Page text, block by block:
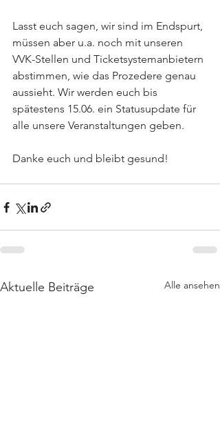
Lasst euch sagen, wir sind im Endspurt,
müssen aber u.a. noch mit unseren
VVK-Stellen und Ticketsystemanbietern
abstimmen, wie das Prozedere genau
aussieht. Wir werden euch bis
spätestens 15.06. ein Statusupdate für
alle unsere Veranstaltungen geben.
Danke euch und bleibt gesund!
Aktuelle Beiträge Alle ansehen